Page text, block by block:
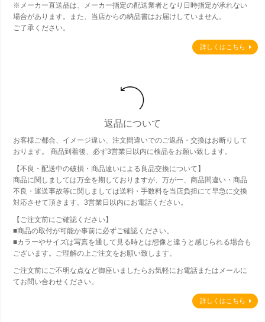
※メーカー直送品は、メーカー指定の配送業者となり日時指定が承れない
場合があります。また、当店からの納品書はお届けしていません。
ご了承ください。
詳しくはこちら
返品について
お客様ご都合、イメージ違い、注文間違いでのご返品・交換はお断りして
おります。 商品到着後、必ず3営業日以内に検品をお願い致します。
【不良・配送中の破損・商品違いによる良品交換について】
商品に関しましては万全を期しておりますが、万が一、商品間違い・商品
不良・運送事故等に関しましては送料・手数料を当店負担にて早急に交換
対応させて頂きます。3営業日以内にお電話ください。
【ご注文前にご確認ください】
■商品の取付が可能か事前に必ずご確認ください。
■カラーやサイズは写真を通して見る時とは想像と違うと感じられる場合も
ございます。ご理解の上ご注文をお願い致します。
ご注文前にご不明な点など御座いましたらお気軽にお電話またはメールに
てお問い合わせください。
詳しくはこちら